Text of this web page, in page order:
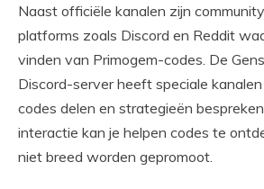
Naast officiële kanalen zijn
platforms zoals Discord en Reddit
vinden van Primogem-codes. De
Discord-server heeft speciale
codes delen en strategieën
interactie kan je helpen codes te
niet breed worden gepromoot.